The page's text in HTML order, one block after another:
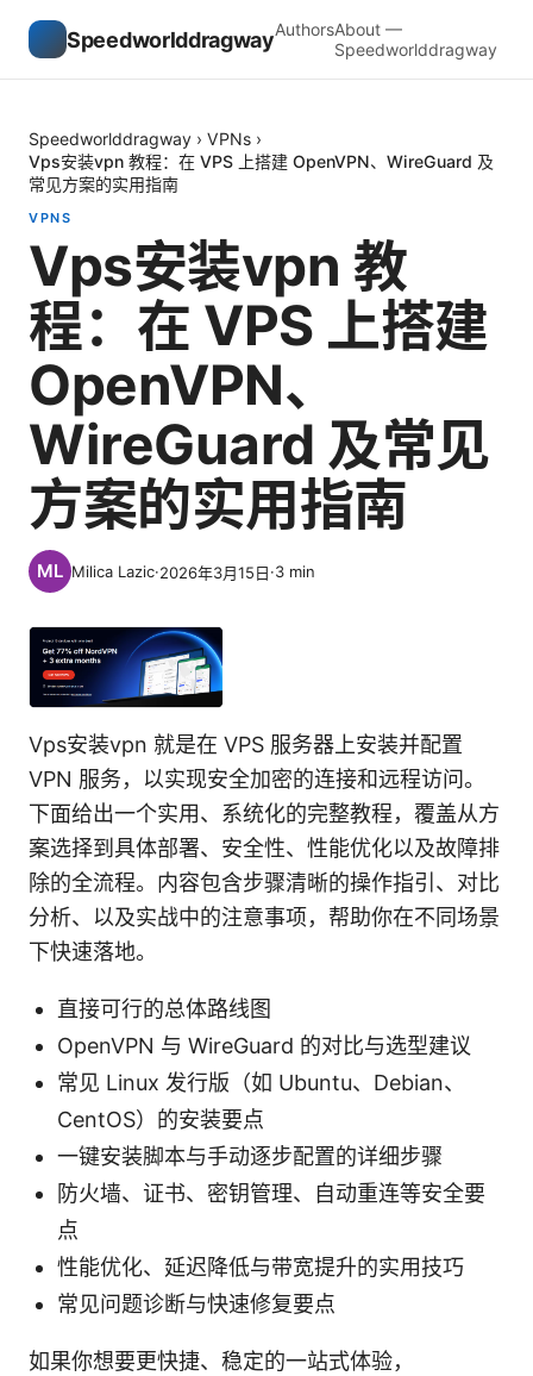
SpeedworlddragwayAuthorsAbout —
Speedworlddragway
Speedworlddragway › VPNs ›
Vps安装vpn 教程：在 VPS 上搭建 OpenVPN、WireGuard 及
常见方案的实用指南
VPNS
Vps安装vpn 教
程：在 VPS 上搭建
OpenVPN、
WireGuard 及常见
方案的实用指南
Milica Lazic·2026年3月15日·3 min
Vps安装vpn 就是在 VPS 服务器上安装并配置
VPN 服务，以实现安全加密的连接和远程访问。
下面给出一个实用、系统化的完整教程，覆盖从方
案选择到具体部署、安全性、性能优化以及故障排
除的全流程。内容包含步骤清晰的操作指引、对比
分析、以及实战中的注意事项，帮助你在不同场景
下快速落地。
直接可行的总体路线图
OpenVPN 与 WireGuard 的对比与选型建议
常见 Linux 发行版（如 Ubuntu、Debian、
CentOS）的安装要点
一键安装脚本与手动逐步配置的详细步骤
防火墙、证书、密钥管理、自动重连等安全要
点
性能优化、延迟降低与带宽提升的实用技巧
常见问题诊断与快速修复要点
如果你想要更快捷、稳定的一站式体验，